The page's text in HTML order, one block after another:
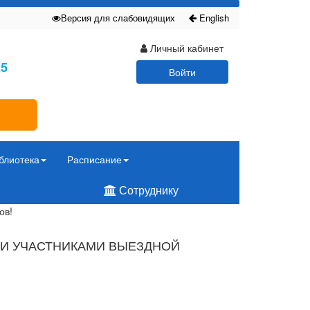
English
Версия для слабовидящих
Личный кабинет
Войти
Расписание
Сотруднику
УЧАСТНИКАМИ ВЫЕЗДНОЙ